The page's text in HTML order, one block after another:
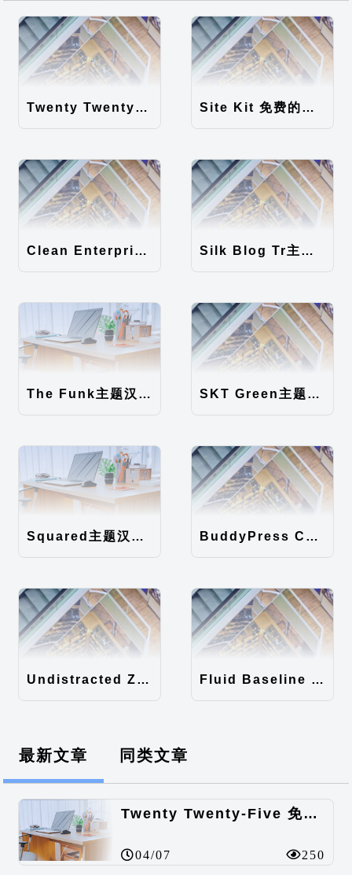
Twenty Twenty-Five 免费的WordPress内容主题 Site Kit 免费的WordPress数据统计插件
Clean Enterprise主题汉化包 Silk Blog Tr主题汉化包
The Funk主题汉化包 SKT Green主题汉化包
Squared主题汉化包 BuddyPress Colours主题汉化包
Undistracted Zen主题汉化包 Fluid Baseline Grid主题汉化包
最新文章 同类文章
Twenty Twenty-Five 免费的WordPress内容主题
04/07 250